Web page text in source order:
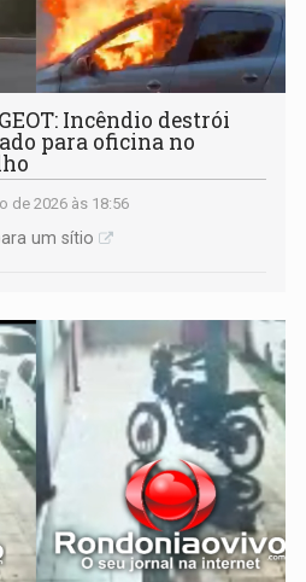
Incêndio destrói
para oficina no
de 2026 às 18:56
um sítio